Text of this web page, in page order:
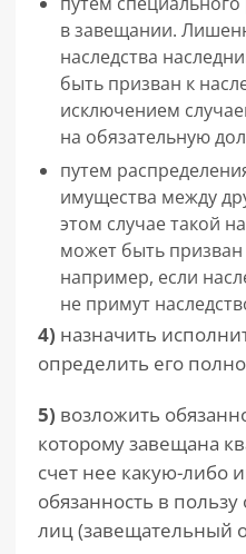
в завещании.
наследства
быть призван к
исключением
на обязательную
путем
имущества между
этом случае такой
может быть
например, если
не примут
4) назначить
определить его
5) возложить
которому завещана
счет нее какую-либо
обязанность в
лиц (завещательный